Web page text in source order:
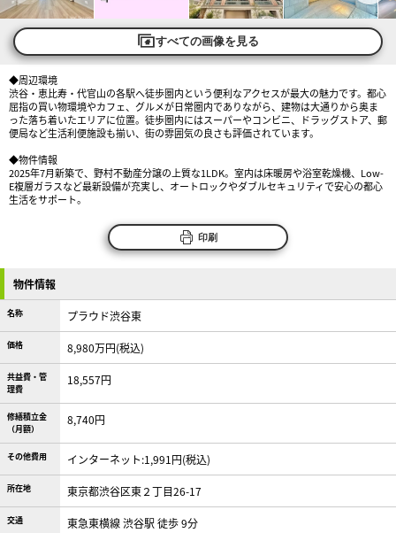
すべての画像を見る
◆周辺環境
渋谷・恵比寿・代官山の各駅へ徒歩圏内という便利なアクセスが最大の魅力です。都心
屈指の買い物環境やカフェ、グルメが日常圏内でありながら、建物は大通りから奥ま
った落ち着いたエリアに位置。徒歩圏内にはスーパーやコンビニ、ドラッグストア、郵
便局など生活利便施設も揃い、街の雰囲気の良さも評価されています。
◆物件情報
2025年7月新築で、野村不動産分譲の上質な1LDK。室内は床暖房や浴室乾燥機、Low-
E複層ガラスなど最新設備が充実し、オートロックやダブルセキュリティで安心の都心
生活をサポート。
印刷
物件情報
名称 プラウド渋谷東
価格 8,980万円(税込)
共益費・管
理費
18,557円
修繕積立金
（月額）
8,740円
その他費用 インターネット:1,991円(税込)
所在地 東京都渋谷区東２丁目26-17
交通
東急東横線 渋谷駅 徒歩 9分